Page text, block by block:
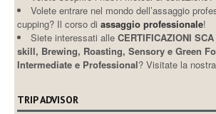
Volete entrare nel mondo dell’assaggio
cupping? Il corso diassaggio professionale!
Siete interessati alleCERTIFICAZIONI
skill, Brewing, Roasting, Sensory e Green
Intermediate e Professional? Visitate la
TRIP ADVISOR